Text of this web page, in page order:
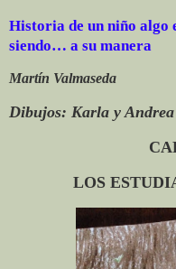
Historia de un niño algo
siendo… a su manera
Martín Valmaseda
Dibujos: Karla y
LOS